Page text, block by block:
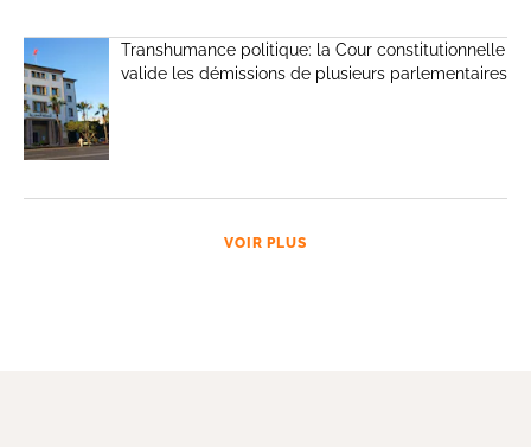
Transhumance politique: la Cour constitutionnelle
valide les démissions de plusieurs parlementaires
VOIR PLUS